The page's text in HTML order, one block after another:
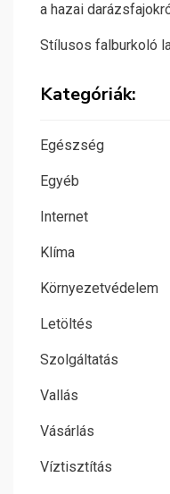
a hazai
Stílusos falburkoló
Kategóriák:
Egészség
Egyéb
Internet
Klíma
Környezetvédelem
Letöltés
Szolgáltatás
Vallás
Vásárlás
Víztisztítás